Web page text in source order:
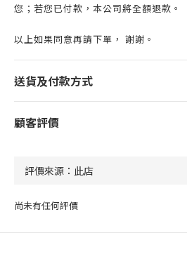
您；若您已付款，本公司將全額退款。
以上如果同意再請下單， 謝謝。
送貨及付款方式
顧客評價
尚未有任何評價